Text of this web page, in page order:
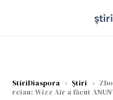
StiriDiaspora › Știri ›
reiau: Wizz Air a făcut